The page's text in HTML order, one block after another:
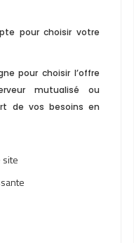
pour choisir votre
pour choisir l’offre
mutualisé ou
de vos besoins en